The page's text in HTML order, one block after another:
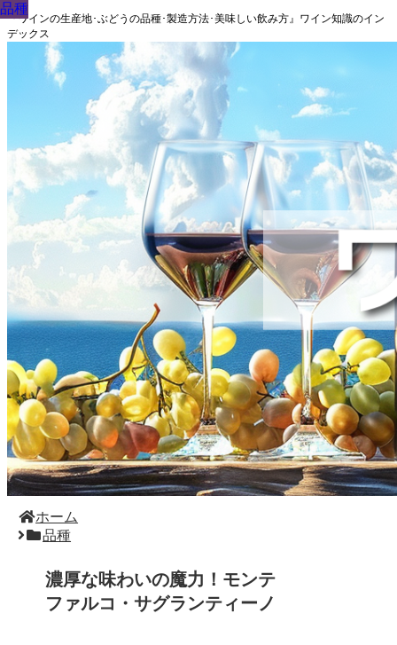
『ワインの生産地･ぶどうの品種･製造方法･美味しい飲み方』ワイン知識のイン
デックス
ホーム
品種
濃厚な味わいの魔力！モンテ
ファルコ・サグランティーノ
品種
品種
品種
品種
品種
品種
品種
品種
品種